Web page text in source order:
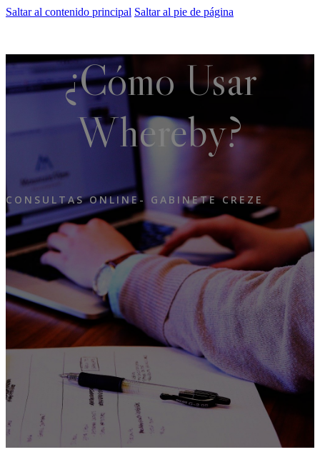
Saltar al contenido principal Saltar al pie de página
¿cómo Usar
Whereby?
CONSULTAS ONLINE- GABINETE CREZE